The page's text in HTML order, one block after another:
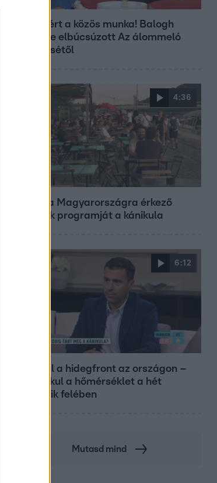
Véget ért a közös munka! Balogh
Levente elbúcsúzott Az álommeló
győztesétől
4:36
Átírta a Magyarországra érkező
turisták programját a kánikula
6:12
Átvonul a hidegfront az országon –
így alakul a hőmérséklet a hét
második felében
Mutasd mind